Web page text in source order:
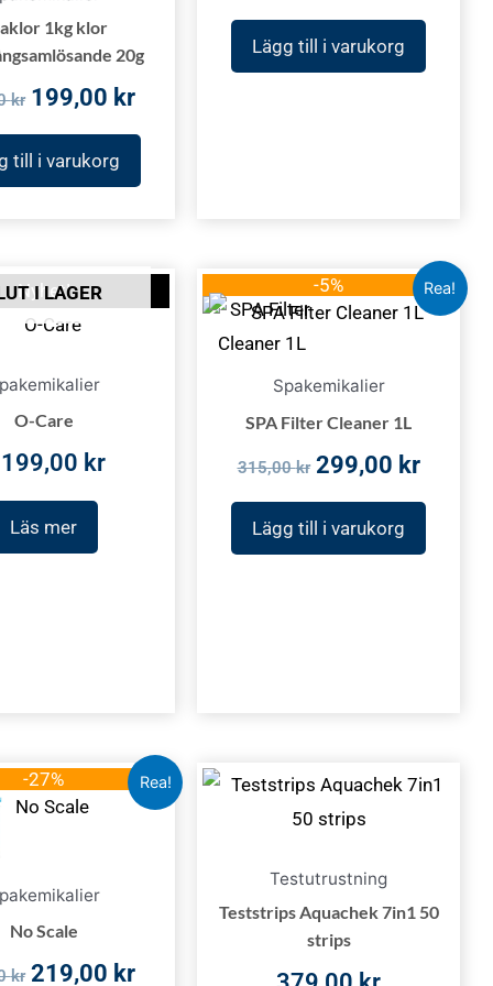
1kg klor
20g
kr 199,00 kr
till i varukorg
Lägg till i varukorg
Nyhet!
I LAGER
O-Care
kr
Läs mer
Rea!
-5%
Spakemikalier
SPA Filter Cleaner 1L
315,00kr
Det
ursprungliga
var:
299,00 kr
Det
Lägg till i varukorg
Rea!
-27%
No Scale
kr
Det
ursprungliga
299,00 kr.
219,00 kr
Det
nuvarande
Testutrustning
Teststrips Aquachek 7in1 50
strips